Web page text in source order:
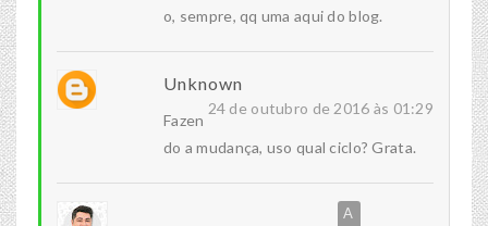
o, sempre, qq uma aqui do blog.
Unknown
24 de outubro de 2016 às 01:29
Fazen
do a mudança, uso qual ciclo? Grata.